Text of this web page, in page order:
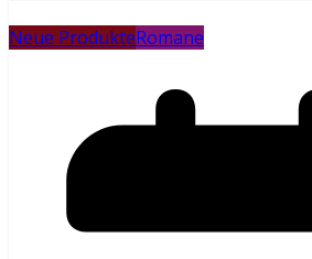
Neue ProdukteRomane